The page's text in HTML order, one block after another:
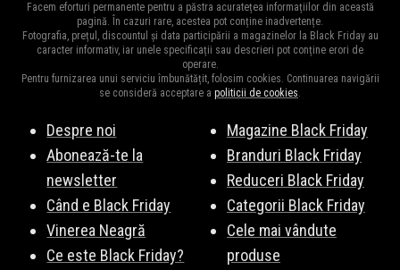
la newsletter!
reduceri din an la mii de produse.Vezi Aicio parte din produsele
vedetă. Fiți pe fază, vă vom ține la curent cu surprizele
Sportpartner.ro de Black Friday 2026.
Facem eforturi permanente pentru a păstra acuratețea informațiilor din această
pagină. În cazuri rare, acestea pot conține inadvertențe.
Fotografia, prețul, discountul și data participării a magazinelor la Black Friday au
caracter informativ, iar unele specificații sau descrieri pot conține erori de
operare.
Pentru furnizarea unui serviciu îmbunătățit, folosim cookies. Continuarea navigării
se consideră acceptare a politicii de cookies.
Despre noi
Abonează-te la
newsletter
Când e Black Friday
Vinerea Neagră
Ce este Black Friday?
Magazine Black Friday
Branduri Black Friday
Reduceri Black Friday
Categorii Black Friday
Cele mai vândute
produse